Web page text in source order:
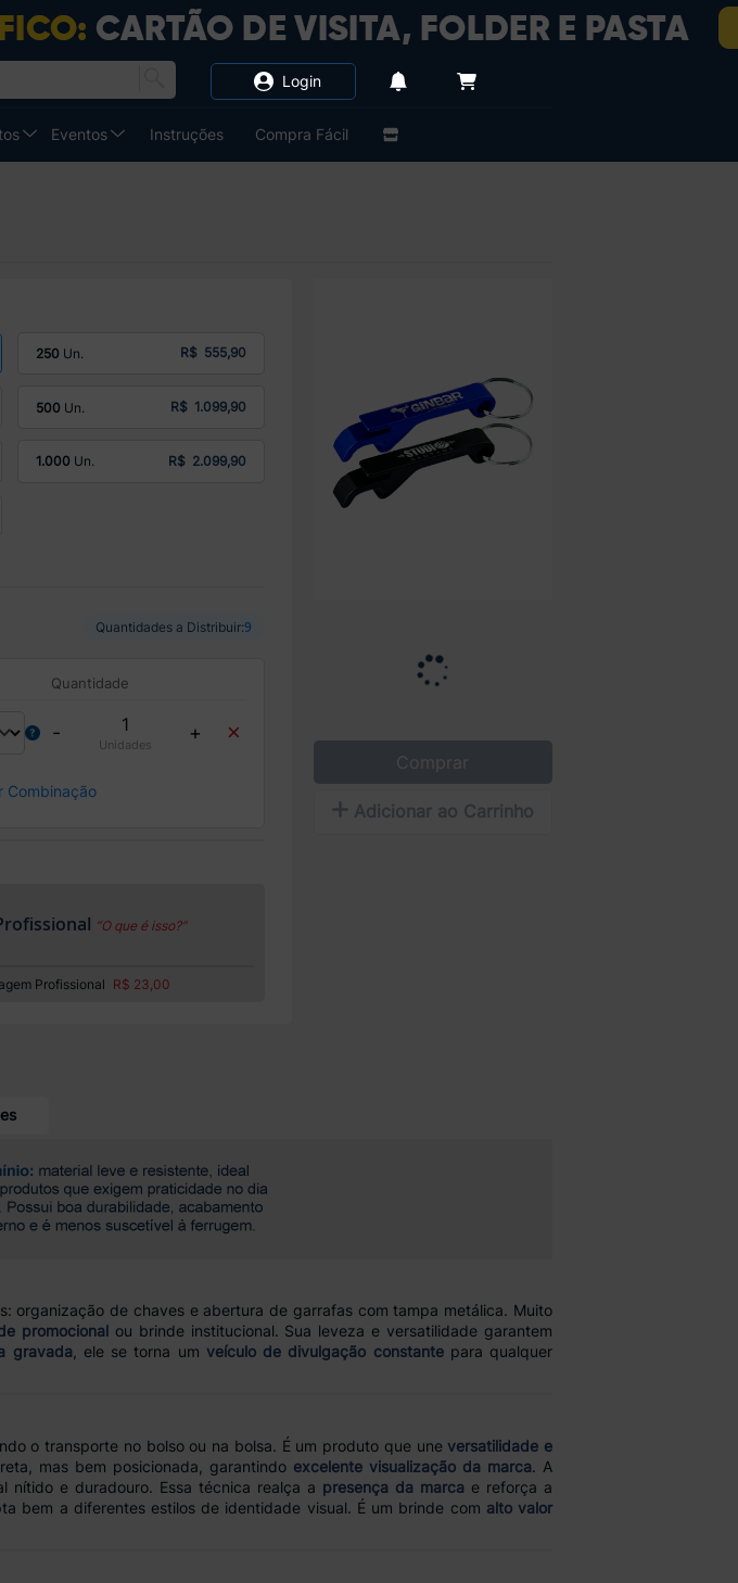
Eventos Instruções Compra Fácil
Login
250 R$ 555,90
500 R$ 1.099,90
1.000 R$ 2.099,90
Quantidades a Distribuir:9
Quantidade
-
Unidades
+ ×
Combinação
“O que é isso?”
Profissional R$ 23,00
Comprar
Adicionar ao Carrinho
organização de chaves e abertura de garrafas com tampa metálica. Muito
promocionalou brinde institucional. Sua leveza e versatilidade garantem
gravada , ele se torna um veículo de divulgação constantepara qualquer
o transporte no bolso ou na bolsa. É um produto que une versatilidade e
mas bem posicionada, garantindo excelente visualização da marca. A
nítido e duradouro. Essa técnica realça a presença da marca e reforça a
bem a diferentes estilos de identidade visual. É um brinde com alto valor